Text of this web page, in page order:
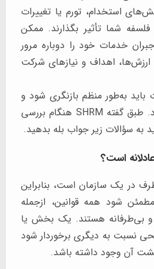
استخدام، تورم یا تغییرات
فلسفه شما تأثیر بگذارند. ممکن
خدمات خود را دوباره مرور
اهداف و نیازهای شرکت
به‌طور منظم بازنگری شود و
در صورت لزوم به‌روز شود. طبق گفته SHRM هنگام بررسی
به سؤالات زیر جواب بله بدهید.
است؟
در یک سازمان است، بنابراین
شود همه قوانین، ازجمله
و بی‌طرفانه هستند. یک بخش یا
نسبت به دیگری برخوردار شود
آن وجود داشته باشد.